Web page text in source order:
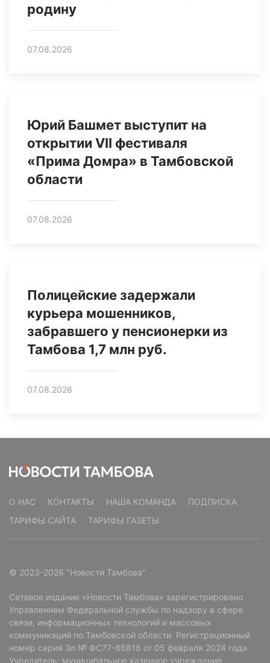
родину
07.08.2026
Юрий Башмет выступит на
открытии VII фестиваля
«Прима Домра» в Тамбовской
области
07.08.2026
Полицейские задержали
курьера мошенников,
забравшего у пенсионерки из
Тамбова 1,7 млн руб.
07.08.2026
О НАС КОНТАКТЫ НАША КОМАНДА
ПОДПИСКА
ТАРИФЫ САЙТА
ТАРИФЫ ГАЗЕТЫ
© 2023-2026 "Новости Тамбова"
Сетевое издание «Новости Тамбова» зарегистрировано
Управлением Федеральной службы по надзору в сфере
связи, информационных технологий и массовых
коммуникаций по Тамбовской области. Регистрационный
номер серия Эл № ФС77-86818 от 05 февраля 2024 года.
Учредитель: муниципальное казенное учреждение